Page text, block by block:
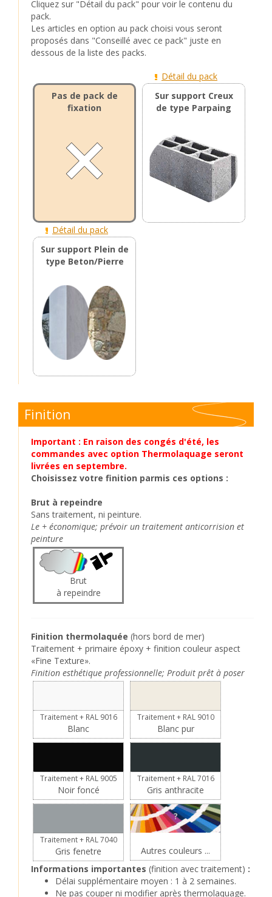
Cliquez sur "Détail du pack" pour voir le contenu du
pack.
Les articles en option au pack choisi vous seront
proposés dans "Conseillé avec ce pack" juste en
dessous de la liste des packs.
Pas de pack de
fixation
Détail du pack
Sur support Creux
de type Parpaing
Détail du pack
Sur support Plein de
type Beton/Pierre
Finition
Important : En raison des congés d'été, les
commandes avec option Thermolaquage seront
livrées en septembre.
Choisissez votre finition parmis ces options :
Brut à repeindre
Sans traitement, ni peinture.
Le + économique; prévoir un traitement anticorrision et
peinture
Brut
à repeindre
Finition thermolaquée (hors bord de mer)
Traitement + primaire époxy + finition couleur aspect
«Fine Texture».
Finition esthétique professionnelle; Produit prêt à poser
Traitement + RAL 9016
Blanc
Traitement + RAL 9010
Blanc pur
Traitement + RAL 9005
Noir foncé
Traitement + RAL 7016
Gris anthracite
Traitement + RAL 7040
Gris fenetre
?
Autres couleurs ...
Informations importantes (finition avec traitement) :
Délai supplémentaire moyen : 1 à 2 semaines.
Ne pas couper ni modifier après thermolaquage.